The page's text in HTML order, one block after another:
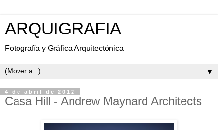
ARQUIGRAFIA
Fotografía y Gráfica Arquitectónica
▼
4 de abril de 2012
Casa Hill - Andrew Maynard Architects